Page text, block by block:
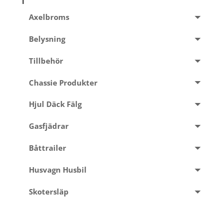
Axelbroms
Belysning
Tillbehör
Chassie Produkter
Hjul Däck Fälg
Gasfjädrar
Båttrailer
Husvagn Husbil
Skotersläp